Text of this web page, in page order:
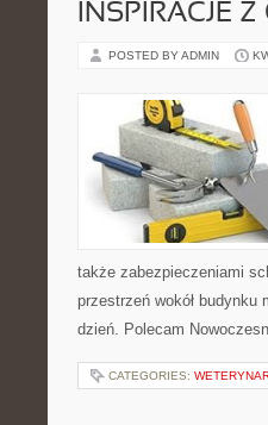
INSPIRACJE
POSTED BY ADMIN
także zabezpieczeniami
przestrzeń wokół budynku
dzień. Polecam
CATEGORIES: